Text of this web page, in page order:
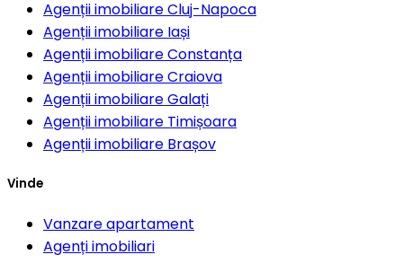
Agenții imobiliareCluj-Napoca
Agenții imobiliare Iași
Agenții imobiliareConstanța
Agenții imobiliareCraiova
Agenții imobiliareGalați
Agenții imobiliare Timișoara
Agenții imobiliare Brașov
Vinde
Vanzare apartament
Agenți imobiliari